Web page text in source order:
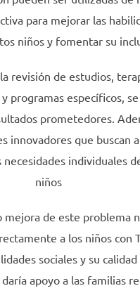
para mejorar las
niños y fomentar su
revisión de estudios,
programas específicos,
prometedores.
innovadores que buscan
necesidades individuales
niños
mejora de este problema
a los niños con
sociales y su calidad
apoyo a las familias